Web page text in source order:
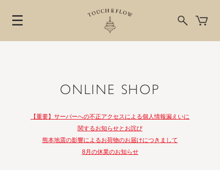
ONLINE SHOP
【重要】サーバーへの不正アクセスによる個人情報漏えいに
関するお知らせとお詫び
熊本地震の影響によるお荷物のお届けにつきまして
8月の休業のお知らせ